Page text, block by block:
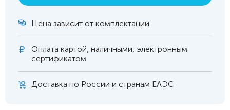
Цена зависит от комплектации
Оплата картой, наличными, электронным
сертификатом
Доставка по России и странам ЕАЭС